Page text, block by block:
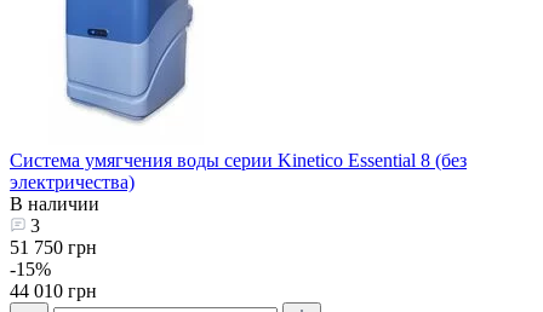
Система умягчения воды серии Kinetico Essential 8 (без
электричества)
В наличии
3
51 750 грн
-15%
44 010 грн